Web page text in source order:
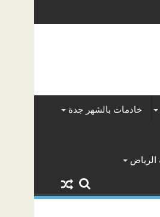
خادمات بالشهر جدة
الرياض